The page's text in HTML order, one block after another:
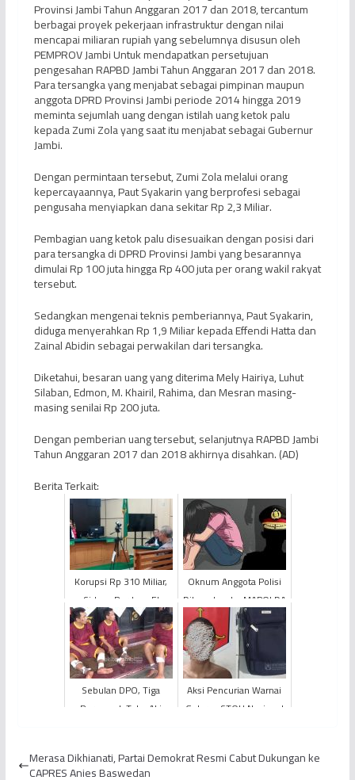
Provinsi Jambi Tahun Anggaran 2017 dan 2018, tercantum
berbagai proyek pekerjaan infrastruktur dengan nilai
mencapai miliaran rupiah yang sebelumnya disusun oleh
PEMPROV Jambi Untuk mendapatkan persetujuan
pengesahan RAPBD Jambi Tahun Anggaran 2017 dan 2018.
Para tersangka yang menjabat sebagai pimpinan maupun
anggota DPRD Provinsi Jambi periode 2014 hingga 2019
meminta sejumlah uang dengan istilah uang ketok palu
kepada Zumi Zola yang saat itu menjabat sebagai Gubernur
Jambi.
Dengan permintaan tersebut, Zumi Zola melalui orang
kepercayaannya, Paut Syakarin yang berprofesi sebagai
pengusaha menyiapkan dana sekitar Rp 2,3 Miliar.
Pembagian uang ketok palu disesuaikan dengan posisi dari
para tersangka di DPRD Provinsi Jambi yang besarannya
dimulai Rp 100 juta hingga Rp 400 juta per orang wakil rakyat
tersebut.
Sedangkan mengenai teknis pemberiannya, Paut Syakarin,
diduga menyerahkan Rp 1,9 Miliar kepada Effendi Hatta dan
Zainal Abidin sebagai perwakilan dari tersangka.
Diketahui, besaran uang yang diterima Mely Hairiya, Luhut
Silaban, Edmon, M. Khairil, Rahima, dan Mesran masing-
masing senilai Rp 200 juta.
Dengan pemberian uang tersebut, selanjutnya RAPBD Jambi
Tahun Anggaran 2017 dan 2018 akhirnya disahkan. (AD)
Berita Terkait:
Korupsi Rp 310 Miliar,
Sidang Perdana El
Halcon Bank Jambi
Memanas
Oknum Anggota Polisi
Dilaporkan ke MAPOLDA
Jambi Terkait Kasus
Pencabulan
Sebulan DPO, Tiga
Perampok Toko Aki
Aksi Pencurian Warnai
Gelaran STQH Nasional
Merasa Dikhianati, Partai Demokrat Resmi Cabut Dukungan ke
CAPRES Anies Baswedan